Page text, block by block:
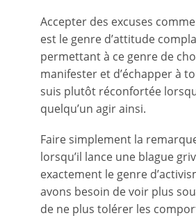
Accepter des excuses comme
est le genre d’attitude
permettant à ce genre de
manifester et d’échapper à
suis plutôt réconfortée
quelqu’un agir ainsi.
Faire simplement la
lorsqu’il lance une blague
exactement le genre
avons besoin de voir plus
de ne plus tolérer les